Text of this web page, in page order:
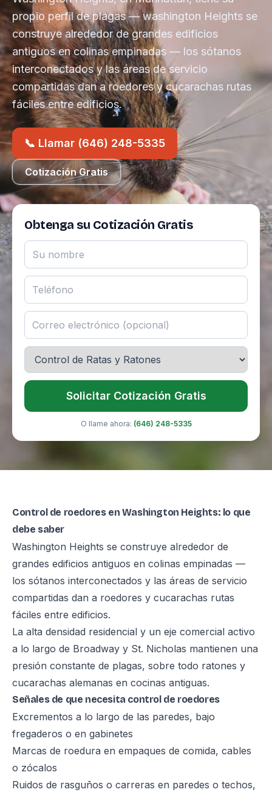
propio perfil de plagas — washington Heights se
construye alrededor de grandes edificios
antiguos en colinas empinadas — los sótanos
interconectados y las áreas de servicio
compartidas dan a roedores y cucarachas rutas
fáciles entre edificios.
📞 Llamar (646) 248-5335
Cotización Gratis
Obtenga su Cotización Gratis
Solicitar Cotización Gratis
O llame ahora: (646) 248-5335
Control de roedores en Washington Heights: lo que
debe saber
Washington Heights se construye alrededor de
grandes edificios antiguos en colinas empinadas —
los sótanos interconectados y las áreas de servicio
compartidas dan a roedores y cucarachas rutas
fáciles entre edificios.
La alta densidad residencial y un eje comercial activo
a lo largo de Broadway y St. Nicholas mantienen una
presión constante de plagas, sobre todo ratones y
cucarachas alemanas en cocinas antiguas.
Señales de que necesita control de roedores
Excrementos a lo largo de las paredes, bajo
fregaderos o en gabinetes
Marcas de roedura en empaques de comida, cables
o zócalos
Ruidos de rasguños o carreras en paredes o techos,